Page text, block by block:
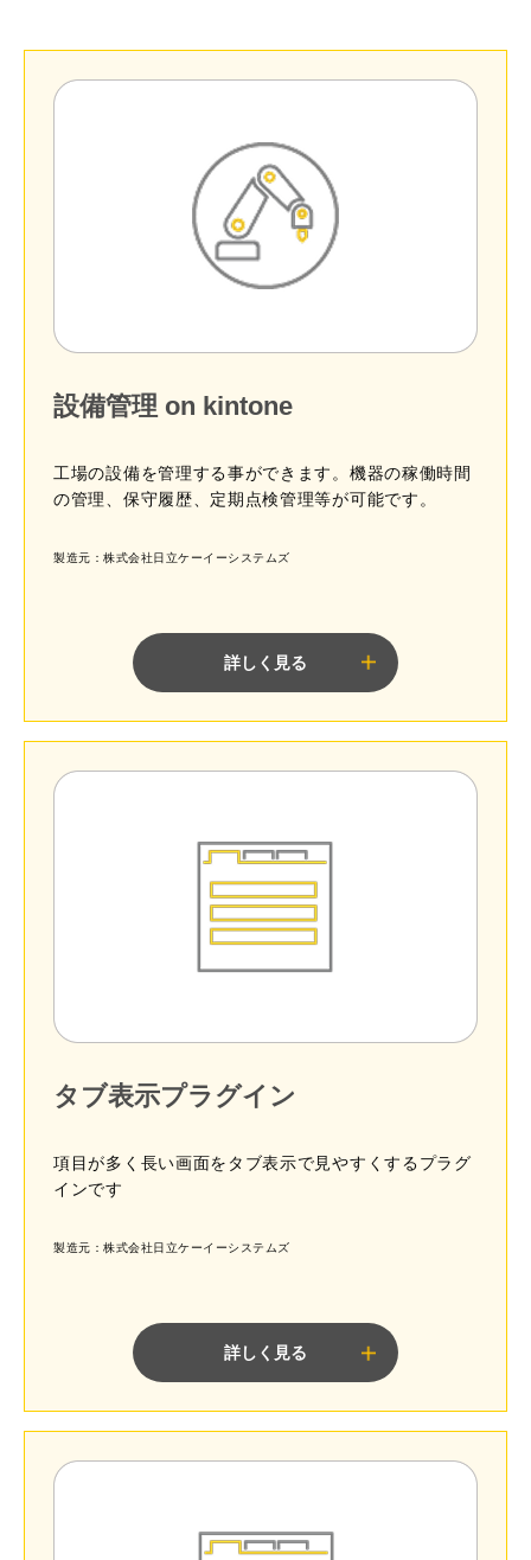
設備管理 on kintone
工場の設備を管理する事ができます。機器の稼働時間
の管理、保守履歴、定期点検管理等が可能です。
製造元：株式会社日立ケーイーシステムズ
詳しく見る
タブ表示プラグイン
項目が多く長い画面をタブ表示で見やすくするプラグ
インです
製造元：株式会社日立ケーイーシステムズ
詳しく見る